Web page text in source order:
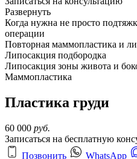
Развернуть
Когда нужна не просто
операции
Повторная маммопластика и
Липосакция подбородка
Липосакция зоны живота и
Маммопластика
Пластика груди
60 000 руб.
Записаться на бесплатную
Позвонить
WhatsApp